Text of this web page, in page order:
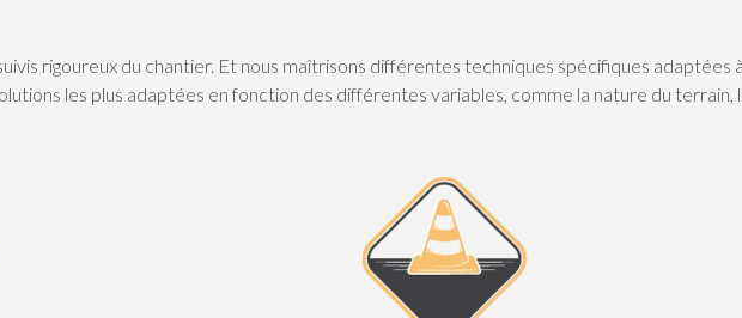
rigoureux du chantier. Et nous maîtrisons différentes techniques spécifiques
les plus adaptées en fonction des différentes variables, comme la nature du terrain,